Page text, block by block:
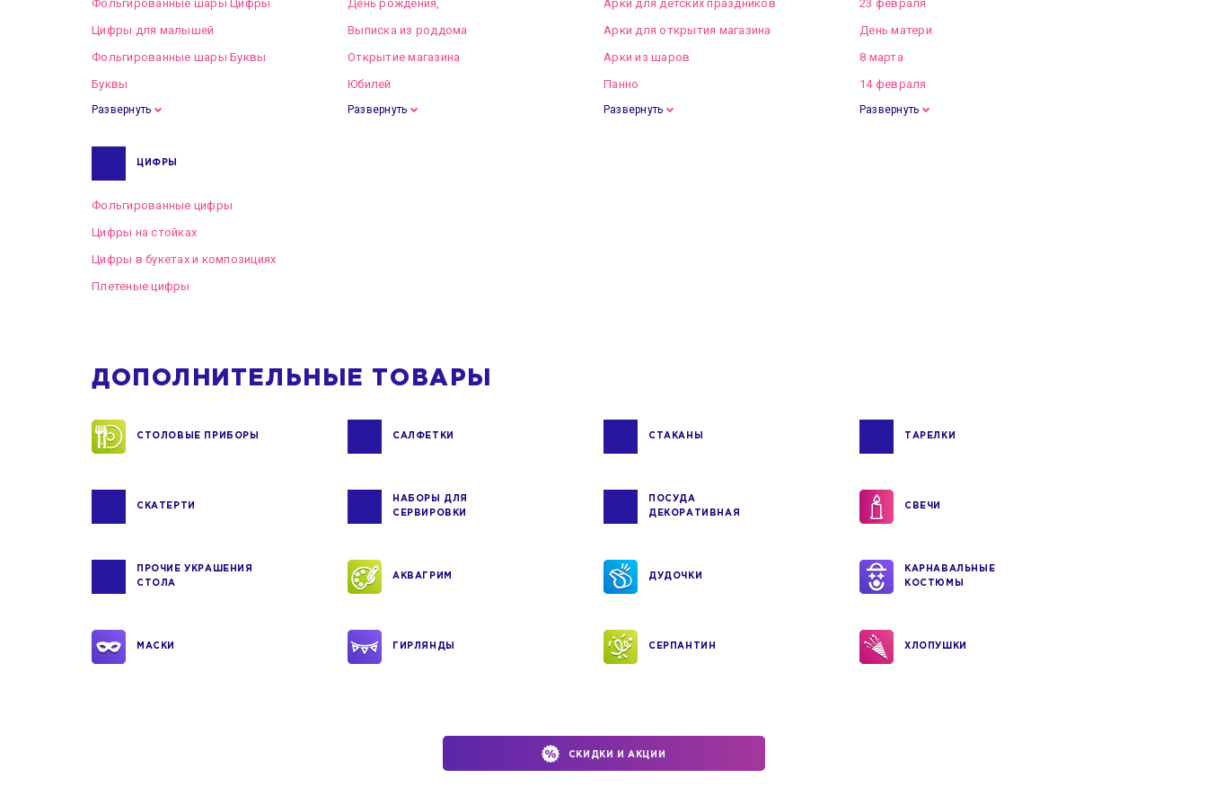
Фольгированные шары Цифры
Цифры для малышей
Фольгированные шары Буквы
Буквы
Развернуть
День рождения,
Выписка из роддома
Открытие магазина
Юбилей
Развернуть
Арки для детских праздников
Арки для открытия магазина
Арки из шаров
Панно
Развернуть
23 февраля
День матери
8 марта
14 февраля
Развернуть
ЦИФРЫ
Фольгированные цифры
Цифры на стойках
Цифры в букетах и композициях
Плетеные цифры
ДОПОЛНИТЕЛЬНЫЕ ТОВАРЫ
СТОЛОВЫЕ ПРИБОРЫ САЛФЕТКИ СТАКАНЫ ТАРЕЛКИ
СКАТЕРТИ
НАБОРЫ ДЛЯ
СЕРВИРОВКИ
ПОСУДА
ДЕКОРАТИВНАЯ
СВЕЧИ
ПРОЧИЕ УКРАШЕНИЯ
СТОЛА
АКВАГРИМ ДУДОЧКИ
КАРНАВАЛЬНЫЕ
КОСТЮМЫ
МАСКИ ГИРЛЯНДЫ СЕРПАНТИН ХЛОПУШКИ
СКИДКИ И АКЦИИ